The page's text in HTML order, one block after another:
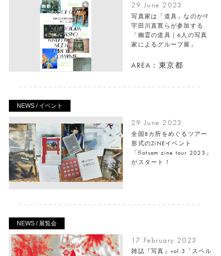
29 June 2023
写真家は「道具」なのか!?
宇田川直寛らが参加する
「幽霊の道具｜6人の写真
家によるグループ展」
AREA：東京都
NEWS / イベント
29 June 2023
全国8カ所をめぐるツアー
形式のZINEイベント
「flotsam zine tour 2023」
がスタート！
NEWS / 展覧会
17 February 2023
雑誌『写真』vol.3「スペル